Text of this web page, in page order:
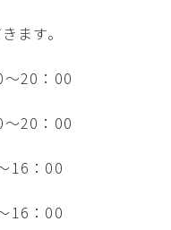
ます。
20：00
20：00
16：00
16：00